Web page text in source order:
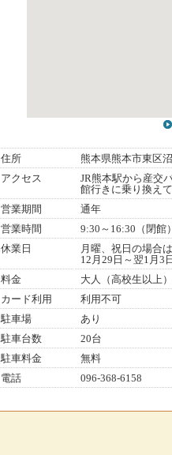
住所
熊本県熊本市東区
アクセス
JR熊本駅から産交
館行きに乗り換え
営業期間
通年
営業時間
9:30～16:30（閉館
休業日
月曜、祝日の場合
12月29日～翌1月3
料金
大人（高校生以上
カード利用
利用不可
駐車場
あり
駐車台数
20台
駐車料金
無料
電話
096-368-6158